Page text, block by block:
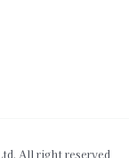
All right reserved